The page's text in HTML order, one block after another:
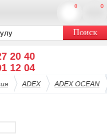
20 40
12 04
0
0
ADEX ADEX OCEAN